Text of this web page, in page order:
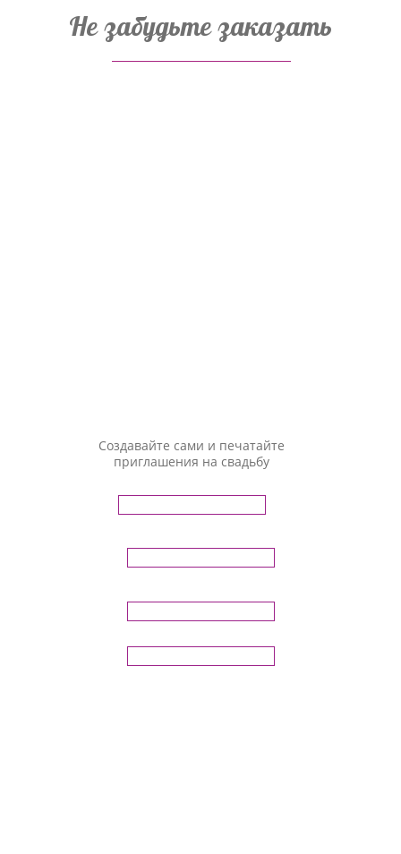
Не забудьте заказать
Создавайте сами и печатайте
приглашения на свадьбу